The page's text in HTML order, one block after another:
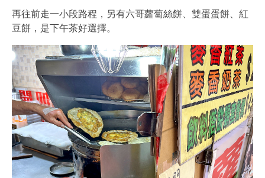
再往前走一小段路程，另有六哥蘿蔔絲餅、雙蛋蛋餅、紅
豆餅，是下午茶好選擇。